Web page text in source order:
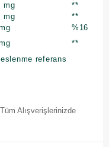
mg
**
mg
**
%16
**
referans
Alışverişlerinizde